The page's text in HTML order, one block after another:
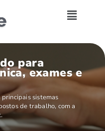
para
exames e
sistemas
de trabalho, com a